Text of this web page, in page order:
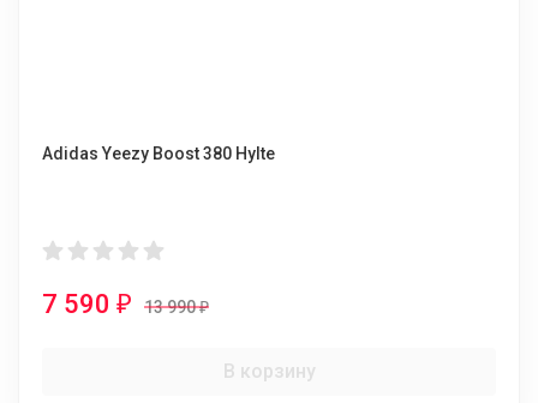
Adidas Yeezy Boost 380 Hylte
7 590 ₽ 13 990₽
В корзину